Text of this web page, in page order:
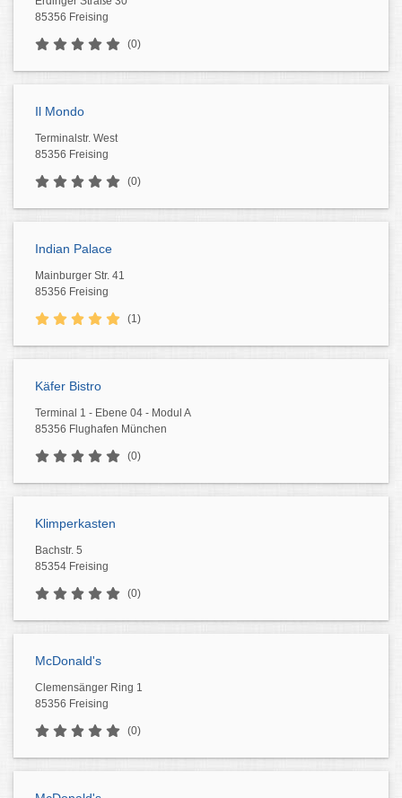
85356 Freising
(0)
Il Mondo
Terminalstr. West
85356 Freising
(0)
Indian Palace
Mainburger Str. 41
85356 Freising
(1)
Käfer Bistro
Terminal 1 - Ebene 04 - Modul A
85356 Flughafen München
(0)
Klimperkasten
Bachstr. 5
85354 Freising
(0)
McDonald's
Clemensänger Ring 1
85356 Freising
(0)